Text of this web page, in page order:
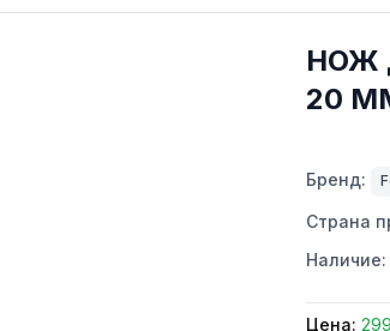
НОЖ
20
Бренд:
Страна
Наличие:
Цена: